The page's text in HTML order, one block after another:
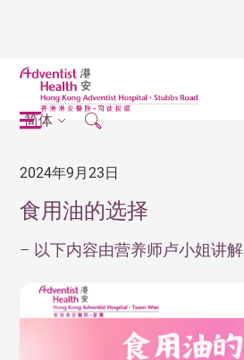
简体
2024年9月23日
食用油的选择
– 以下内容由营养师卢小姐讲解